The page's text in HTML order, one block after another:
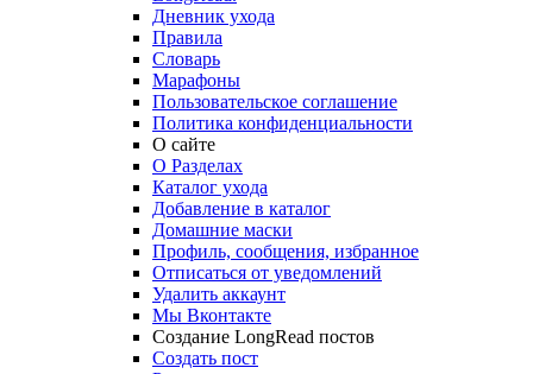
Дневник ухода
Правила
Словарь
Марафоны
Пользовательское соглашение
Политика конфиденциальности
О сайте
О Разделах
Каталог ухода
Добавление в каталог
Домашние маски
Профиль, сообщения, избранное
Отписаться от уведомлений
Удалить аккаунт
Мы Вконтакте
Создание LongRead постов
Создать пост